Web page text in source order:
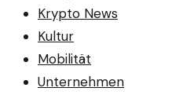
Krypto News
Kultur
Mobilität
Unternehmen